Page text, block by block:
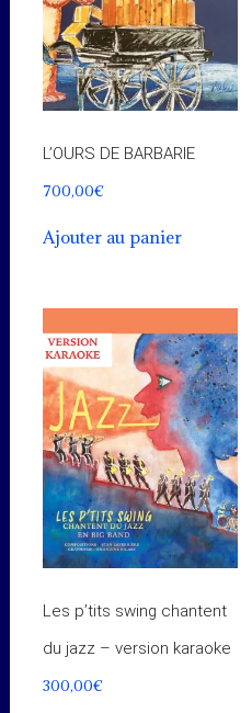
L’OURS DE BARBARIE
700,00€
Ajouter au panier
Les p’tits swing chantent
du jazz – version karaoke
300,00€